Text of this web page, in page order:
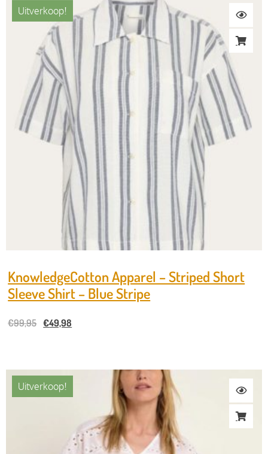
Uitverkoop!
KnowledgeCotton Apparel – Striped Short
Sleeve Shirt – Blue Stripe
€99,95 €49,98
Uitverkoop!